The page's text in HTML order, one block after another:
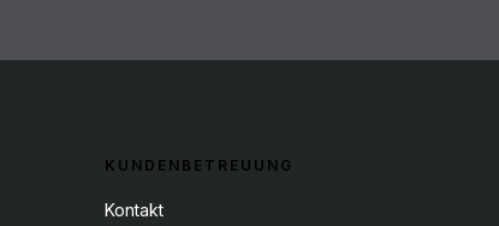
KUNDENBETREUUNG
Kontakt